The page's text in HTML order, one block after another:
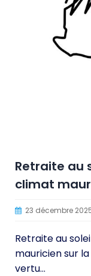
Retraite au
climat
23 décembre
Retraite au
mauricien sur
vertu...